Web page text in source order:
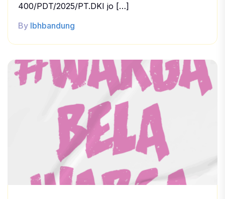
400/PDT/2025/PT.DKI jo […]
By lbhbandung